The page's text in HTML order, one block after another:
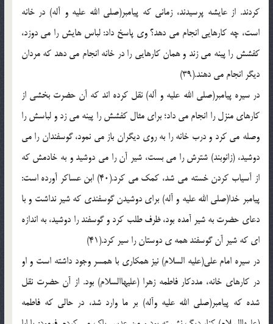
کردند. از عايشه پرسيدند، زماني که پيامبر(صلي الله عليه و آله) در خانه
است، چه کارهايي انجام مي دهد؟ وي پاسخ داد: لباس هايش را مي دوزد،
کفشش را پينه مي زند و همان کارهايي را در خانه انجام مي دهد که مردان
ديگر انجام مي دهند.(39)
در سيره پيامبر(صلي الله عليه و آله) نقل کرده اند که آن حضرت بخشي از
کارهاي منزل را انجام مي داد؛ براي مثال کفشش را پينه مي زد و لباسش را
وصله مي کرد و درب خانه را به روي ديگران باز مي نمود، گوسفندان را مي
دوشيد، (زانوبند) شترش را مي بست، شير آن را مي دوشيد و به خادمش که
از آسياب کردن خسته مي شد، کمک مي کرد.(40) ابن عساکر آورده است:
پيامبر خدا(صلي الله عليه و آله) براي دوشيدن گوسفندي که شير نداشت و با
دعاي حضرت به شير آمده بود، ظرف طلب کرد و گوسفند را دوشيد، به اندازه
اي که شير آن گوسفند همه ي دوستان را سير کرد.(41)
در سيره امام علي(عليه السلام) نيز همکاري با همسر وجود داشته است و او
در کارهاي خانه، مددکار فاطمه زهرا (عليهاالسلام) بود. از آن حضرت نقل
شده که پيامبر(صلي الله عليه وآله) بر ما وارد شد، در حالي که فاطمه